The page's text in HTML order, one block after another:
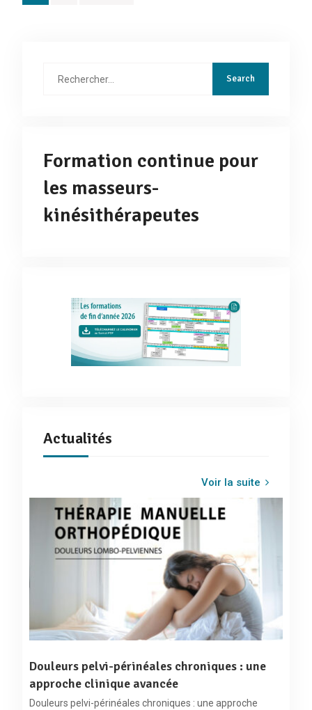
Formation continue pour
les masseurs-
kinésithérapeutes
Actualités
Voir la suite
Douleurs pelvi-périnéales chroniques : une
approche clinique avancée
Douleurs pelvi-périnéales chroniques : une approche